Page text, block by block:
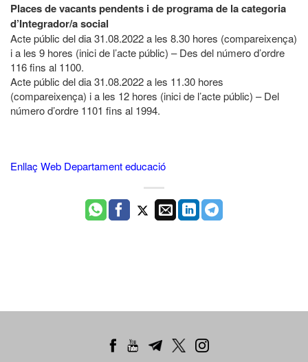
Places de vacants pendents i de programa de la categoria
d’Integrador/a social
Acte públic del dia 31.08.2022 a les 8.30 hores (compareixença)
i a les 9 hores (inici de l’acte públic) – Des del número d’ordre
116 fins al 1100.
Acte públic del dia 31.08.2022 a les 11.30 hores
(compareixença) i a les 12 hores (inici de l’acte públic) – Del
número d’ordre 1101 fins al 1994.
Enllaç Web Departament educació